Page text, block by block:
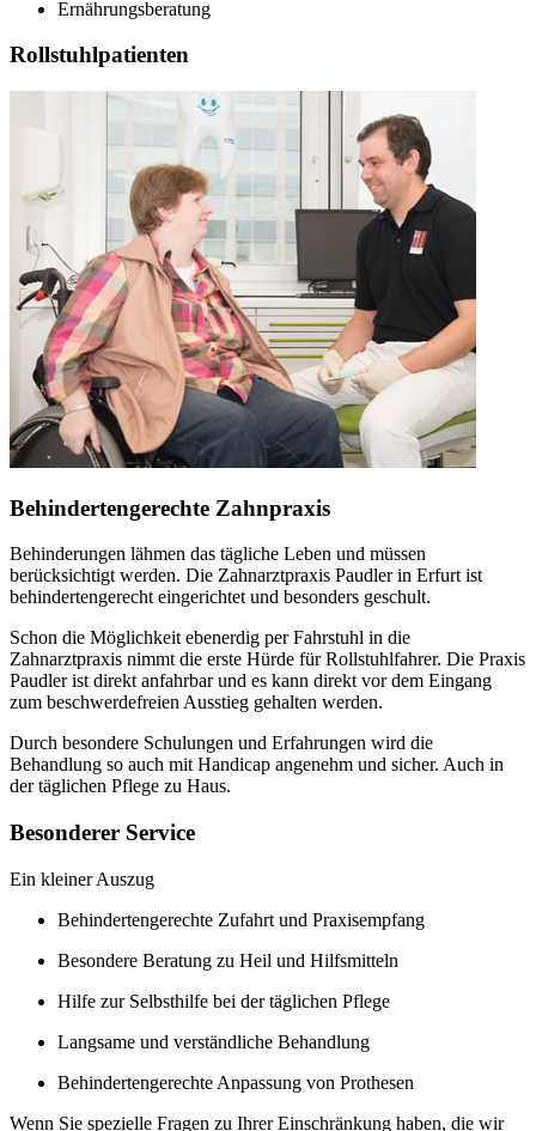
Ernährungsberatung
Rollstuhlpatienten
Behindertengerechte Zahnpraxis
Behinderungen lähmen das tägliche Leben und müssen
berücksichtigt werden. Die Zahnarztpraxis Paudler in Erfurt ist
behindertengerecht eingerichtet und besonders geschult.
Schon die Möglichkeit ebenerdig per Fahrstuhl in die
Zahnarztpraxis nimmt die erste Hürde für Rollstuhlfahrer. Die Praxis
Paudler ist direkt anfahrbar und es kann direkt vor dem Eingang
zum beschwerdefreien Ausstieg gehalten werden.
Durch besondere Schulungen und Erfahrungen wird die
Behandlung so auch mit Handicap angenehm und sicher. Auch in
der täglichen Pflege zu Haus.
Besonderer Service
Ein kleiner Auszug
Behindertengerechte Zufahrt und Praxisempfang
Besondere Beratung zu Heil und Hilfsmitteln
Hilfe zur Selbsthilfe bei der täglichen Pflege
Langsame und verständliche Behandlung
Behindertengerechte Anpassung von Prothesen
Wenn Sie spezielle Fragen zu Ihrer Einschränkung haben, die wir